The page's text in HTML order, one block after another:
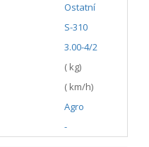
Ostatní
S-310
3.00-4/2
( kg)
( km/h)
Agro
-